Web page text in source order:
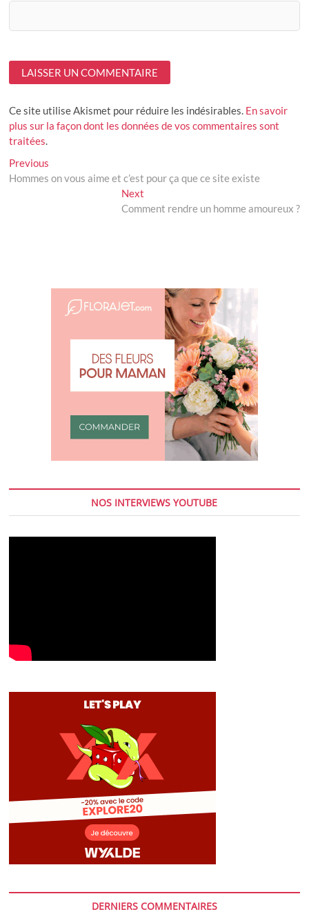
Ce site utilise Akismet pour réduire les indésirables. En savoir
plus sur la façon dont les données de vos commentaires sont
traitées.
Navigation
de
Previous
post:
Hommes on vous aime et c’est pour ça que ce site existe
NextNext
post:
Comment rendre un homme amoureux ?
NOS INTERVIEWS YOUTUBE
DERNIERS COMMENTAIRES